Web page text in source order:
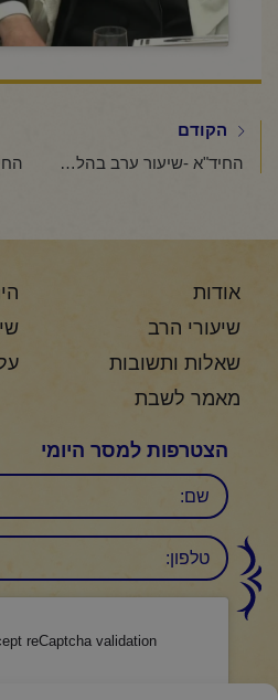
הקודם
החיד"א -שיעור ערב בהלכה ובאגדה-אור לכ"ד אייר תשפ"ה
אודות
שיעורי הרב
שאלות ותשובות
מאמר לשבת
הצטרפות למסר היומי
שם
טלפון:
reCaptcha validation.